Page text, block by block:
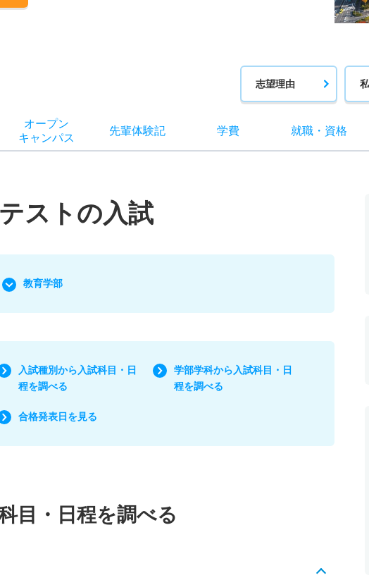
志望理由
オープン
キャンパス
先輩体験記 学費 就職・ 資格
ストの入試
教育学部
入試種別から入試科目・日
程を調べる
学部学科から入試科目・日
程を調べる
合格発表日を見る
目・日程を調べる